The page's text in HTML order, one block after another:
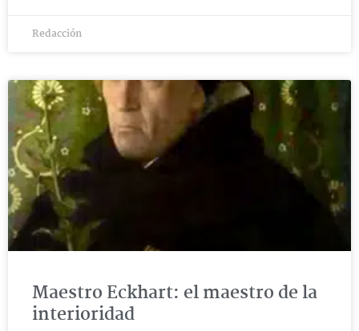
Redacción
Maestro Eckhart: el maestro de la
interioridad